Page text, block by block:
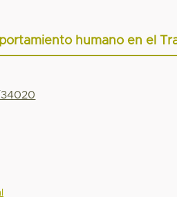
humano en el